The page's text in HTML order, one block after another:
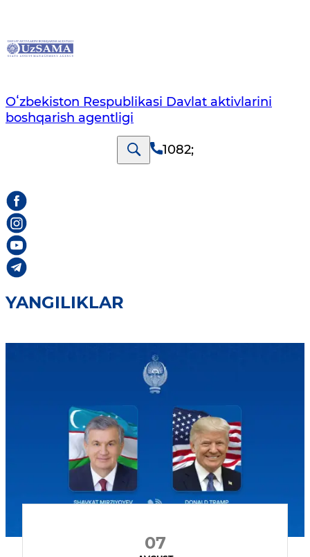
Oʻzbekiston Respublikasi Davlat aktivlarini
boshqarish agentligi
1082;
YANGILIKLAR
07